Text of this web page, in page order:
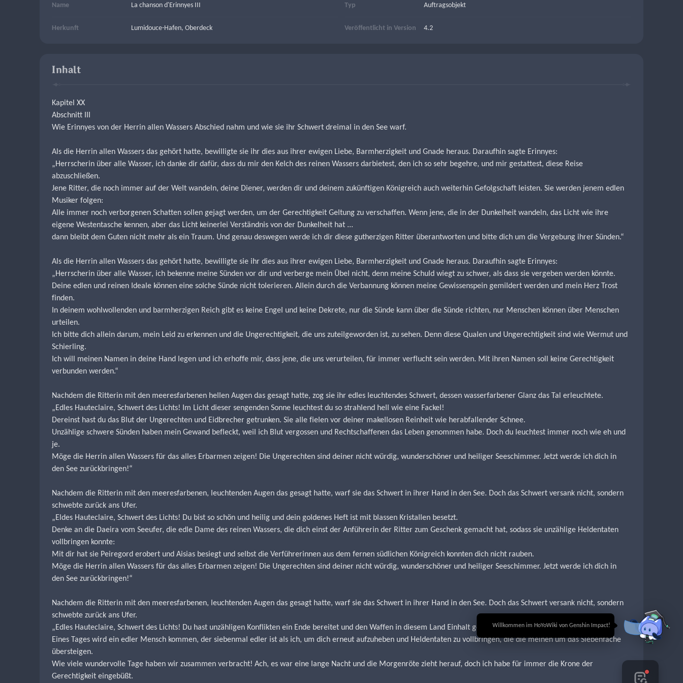
🎉 Willkommen im HoYoWiki von Genshin Impact!
Name La chanson d'Erinnyes III Typ Auftragsobjekt
Herkunft Lumidouce-Hafen, Oberdeck Veröffentlicht in Version 4.2
Inhalt
Kapitel XX
Abschnitt III
Wie Erinnyes von der Herrin allen Wassers Abschied nahm und wie sie ihr Schwert dreimal in den See warf.
Als die Herrin allen Wassers das gehört hatte, bewilligte sie ihr dies aus ihrer ewigen Liebe, Barmherzigkeit und Gnade heraus. Daraufhin sagte Erinnyes:
„Herrscherin über alle Wasser, ich danke dir dafür, dass du mir den Kelch des reinen Wassers darbietest, den ich so sehr begehre, und mir gestattest, diese Reise
abzuschließen.
Jene Ritter, die noch immer auf der Welt wandeln, deine Diener, werden dir und deinem zukünftigen Königreich auch weiterhin Gefolgschaft leisten. Sie werden jenem edlen
Musiker folgen:
Alle immer noch verborgenen Schatten sollen gejagt werden, um der Gerechtigkeit Geltung zu verschaffen. Wenn jene, die in der Dunkelheit wandeln, das Licht wie ihre
eigene Westentasche kennen, aber das Licht keinerlei Verständnis von der Dunkelheit hat ...
dann bleibt dem Guten nicht mehr als ein Traum. Und genau deswegen werde ich dir diese gutherzigen Ritter überantworten und bitte dich um die Vergebung ihrer Sünden.“
Als die Herrin allen Wassers das gehört hatte, bewilligte sie ihr dies aus ihrer ewigen Liebe, Barmherzigkeit und Gnade heraus. Daraufhin sagte Erinnyes:
„Herrscherin über alle Wasser, ich bekenne meine Sünden vor dir und verberge mein Übel nicht, denn meine Schuld wiegt zu schwer, als dass sie vergeben werden könnte.
Deine edlen und reinen Ideale können eine solche Sünde nicht tolerieren. Allein durch die Verbannung können meine Gewissenspein gemildert werden und mein Herz Trost
finden.
In deinem wohlwollenden und barmherzigen Reich gibt es keine Engel und keine Dekrete, nur die Sünde kann über die Sünde richten, nur Menschen können über Menschen
urteilen.
Ich bitte dich allein darum, mein Leid zu erkennen und die Ungerechtigkeit, die uns zuteilgeworden ist, zu sehen. Denn diese Qualen und Ungerechtigkeit sind wie Wermut und
Schierling.
Ich will meinen Namen in deine Hand legen und ich erhoffe mir, dass jene, die uns verurteilen, für immer verflucht sein werden. Mit ihren Namen soll keine Gerechtigkeit
verbunden werden.“
Nachdem die Ritterin mit den meeresfarbenen hellen Augen das gesagt hatte, zog sie ihr edles leuchtendes Schwert, dessen wasserfarbener Glanz das Tal erleuchtete.
„Edles Hauteclaire, Schwert des Lichts! Im Licht dieser sengenden Sonne leuchtest du so strahlend hell wie eine Fackel!
Dereinst hast du das Blut der Ungerechten und Eidbrecher getrunken. Sie alle fielen vor deiner makellosen Reinheit wie herabfallender Schnee.
Unzählige schwere Sünden haben mein Gewand befleckt, weil ich Blut vergossen und Rechtschaffenen das Leben genommen habe. Doch du leuchtest immer noch wie eh und
je.
Möge die Herrin allen Wassers für das alles Erbarmen zeigen! Die Ungerechten sind deiner nicht würdig, wunderschöner und heiliger Seeschimmer. Jetzt werde ich dich in
den See zurückbringen!“
Nachdem die Ritterin mit den meeresfarbenen, leuchtenden Augen das gesagt hatte, warf sie das Schwert in ihrer Hand in den See. Doch das Schwert versank nicht, sondern
schwebte zurück ans Ufer.
„Eldes Hauteclaire, Schwert des Lichts! Du bist so schön und heilig und dein goldenes Heft ist mit blassen Kristallen besetzt.
Denke an die Daeira vom Seeufer, die edle Dame des reinen Wassers, die dich einst der Anführerin der Ritter zum Geschenk gemacht hat, sodass sie unzählige Heldentaten
vollbringen konnte:
Mit dir hat sie Peiregord erobert und Aisias besiegt und selbst die Verführerinnen aus dem fernen südlichen Königreich konnten dich nicht rauben.
Möge die Herrin allen Wassers für das alles Erbarmen zeigen! Die Ungerechten sind deiner nicht würdig, wunderschöner und heiliger Seeschimmer. Jetzt werde ich dich in
den See zurückbringen!“
Nachdem die Ritterin mit den meeresfarbenen, leuchtenden Augen das gesagt hatte, warf sie das Schwert in ihrer Hand in den See. Doch das Schwert versank nicht, sondern
schwebte zurück ans Ufer.
„Edles Hauteclaire, Schwert des Lichts! Du hast unzähligen Konflikten ein Ende bereitet und den Waffen in diesem Land Einhalt geboten.
Eines Tages wird ein edler Mensch kommen, der siebenmal edler ist als ich, um dich erneut aufzuheben und Heldentaten zu vollbringen, die die meinen um das Siebenfache
übersteigen.
Wie viele wundervolle Tage haben wir zusammen verbracht! Ach, es war eine lange Nacht und die Morgenröte zieht herauf, doch ich habe für immer die Krone der
Gerechtigkeit eingebüßt.